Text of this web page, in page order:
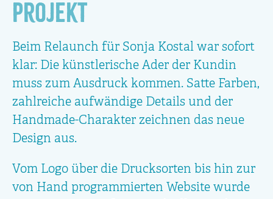
Projekt
Beim Relaunch für Sonja Kostal war sofort
klar: Die künstlerische Ader der Kundin
muss zum Ausdruck kommen. Satte Farben,
zahlreiche aufwändige Details und der
Handmade-Charakter zeichnen das neue
Design aus.
Vom Logo über die Drucksorten bis hin zur
von Hand programmierten Website wurde